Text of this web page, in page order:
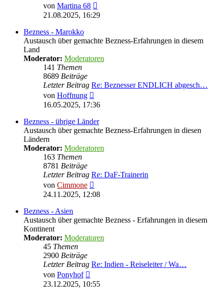
von Martina 68
Beitrag
21.08.2025, 16:29
Bezness - Marokko
Austausch über gemachte Bezness-Erfahrungen in diesem
Land
Moderator: Moderatoren
141 Themen
8689 Beiträge
Letzter Beitrag Re: Beznesser ENDLICH abgesch…
von Hoffnung
Beitrag
16.05.2025, 17:36
Bezness - übrige Länder
Austausch über gemachte Bezness-Erfahrungen in diesen
Ländern
Moderator: Moderatoren
163 Themen
8781 Beiträge
Letzter Beitrag Re: DaF-Trainerin
von Cimmone
Beitrag
24.11.2025, 12:08
Bezness - Asien
Austausch über gemachte Bezness - Erfahrungen in diesem
Kontinent
Moderator: Moderatoren
45 Themen
2900 Beiträge
Letzter Beitrag Re: Indien - Reiseleiter / Wa…
von Ponyhof
Beitrag
23.12.2025, 10:55